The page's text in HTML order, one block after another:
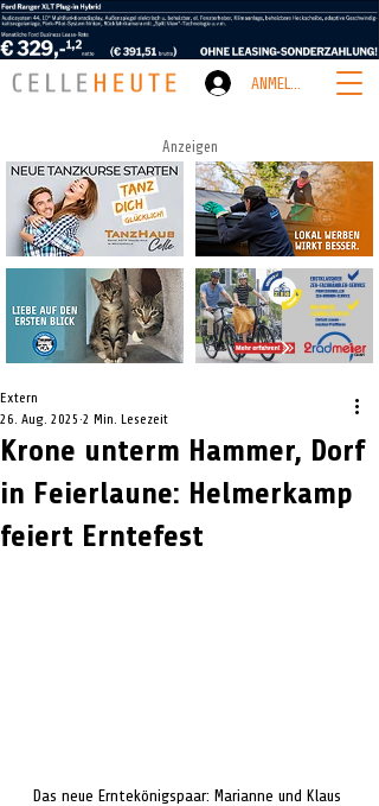
ANMELDEN
Anzeigen
Krone unterm Hammer, Dorf
in Feierlaune: Helmerkamp
feiert Erntefest
Extern
26. Aug. 2025 2 Min. Lesezeit
Das neue Erntekönigspaar: Marianne und Klaus